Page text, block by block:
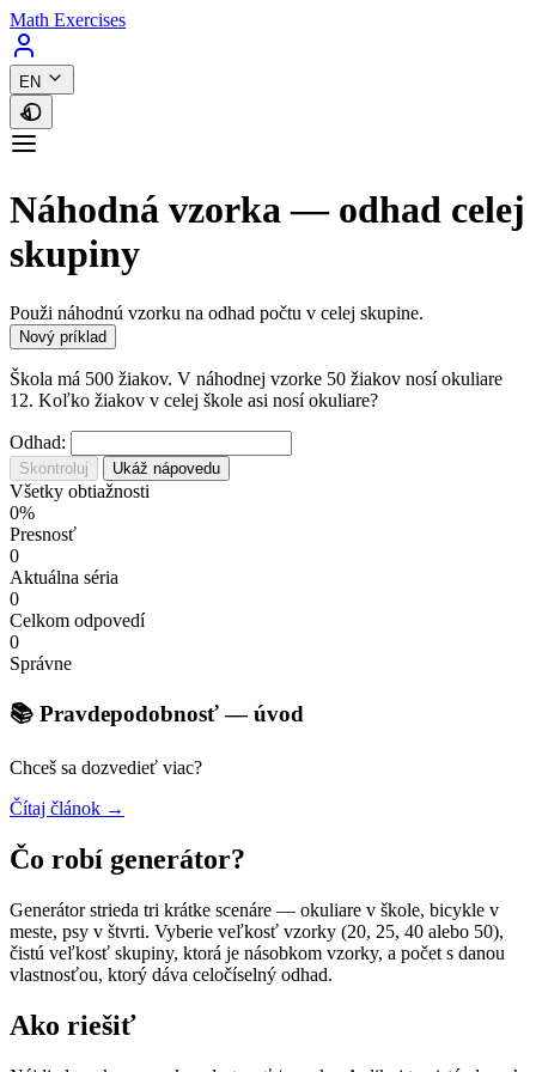
Math Exercises
EN
Náhodná vzorka — odhad celej
skupiny
Použi náhodnú vzorku na odhad počtu v celej skupine.
Nový príklad
Škola má 500 žiakov. V náhodnej vzorke 50 žiakov nosí okuliare
12. Koľko žiakov v celej škole asi nosí okuliare?
Odhad:
Skontroluj Ukáž nápovedu
Všetky obtiažnosti
0%
Presnosť
0
Aktuálna séria
0
Celkom odpovedí
0
Správne
📚 Pravdepodobnosť — úvod
Chceš sa dozvedieť viac?
Čítaj článok →
Čo robí generátor?
Generátor strieda tri krátke scenáre — okuliare v škole, bicykle v
meste, psy v štvrti. Vyberie veľkosť vzorky (20, 25, 40 alebo 50),
čistú veľkosť skupiny, ktorá je násobkom vzorky, a počet s danou
vlastnosťou, ktorý dáva celočíselný odhad.
Ako riešiť